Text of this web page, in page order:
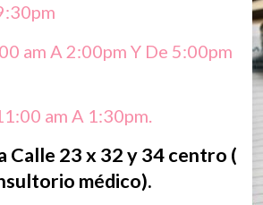
am A 2:00pm Y De 5:00pm
am A 1:30pm.
Calle 23 x 32 y 34 centro (
médico).